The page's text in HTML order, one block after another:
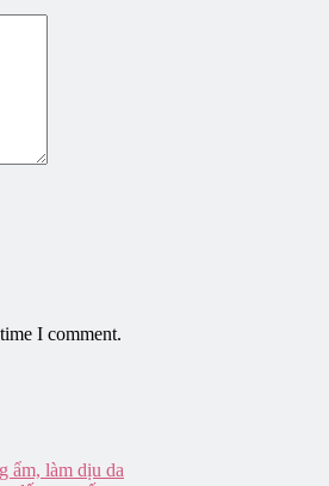
I comment.
ẩm, làm dịu da